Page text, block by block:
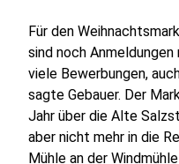
Für den
sind noch
viele Bewerbungen,
sagte Gebauer. Der
Jahr über die Alte
aber nicht mehr in die
Mühle an der